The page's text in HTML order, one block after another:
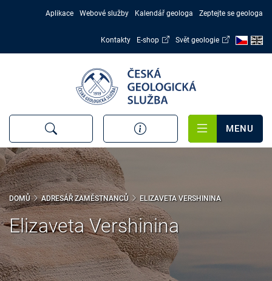
Aplikace Webové služby Kalendář geologa Zeptejte se geologa
Kontakty E-shop Svět geologie
MENU
DOMŮ ADRESÁŘ ZAMĚSTNANCŮ ELIZAVETA VERSHININA
Elizaveta Vershinina